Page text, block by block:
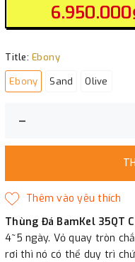
Title: Ebony
Ebony
Sand Olive
–
Thùng Đá BamKel 35QT
4~5 ngày. Vỏ quay tròn
rơi thì nó có thể duy trì